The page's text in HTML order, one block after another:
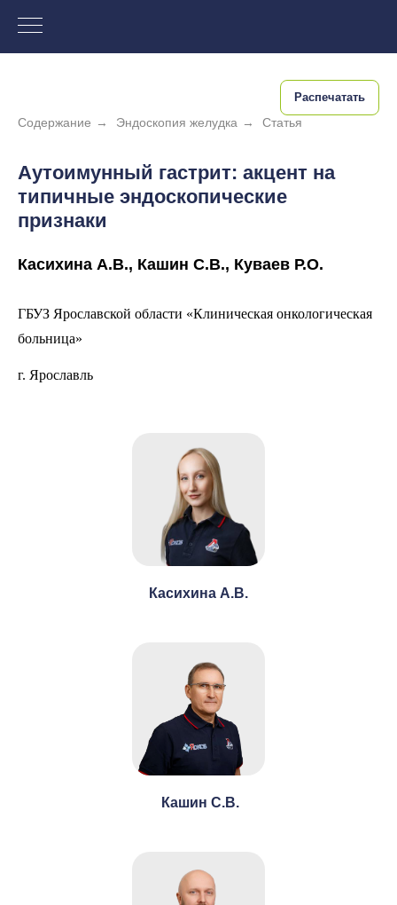
Распечатать
Содержание → Эндоскопия желудка → Статья
Аутоимунный гастрит: акцент на
типичные эндоскопические
признаки
Касихина А.В., Кашин С.В., Куваев Р.О.
ГБУЗ Ярославской области «Клиническая онкологическая
больница»
г. Ярославль
Касихина А.В.
Кашин С.В.